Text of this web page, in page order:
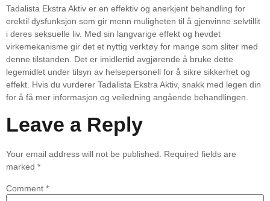
Tadalista Ekstra Aktiv er en effektiv og anerkjent behandling for
erektil dysfunksjon som gir menn muligheten til å gjenvinne selvtillit
i deres seksuelle liv. Med sin langvarige effekt og hevdet
virkemekanisme gir det et nyttig verktøy for mange som sliter med
denne tilstanden. Det er imidlertid avgjørende å bruke dette
legemidlet under tilsyn av helsepersonell for å sikre sikkerhet og
effekt. Hvis du vurderer Tadalista Ekstra Aktiv, snakk med legen din
for å få mer informasjon og veiledning angående behandlingen.
Leave a Reply
Your email address will not be published.
Required fields are
marked *
Comment *